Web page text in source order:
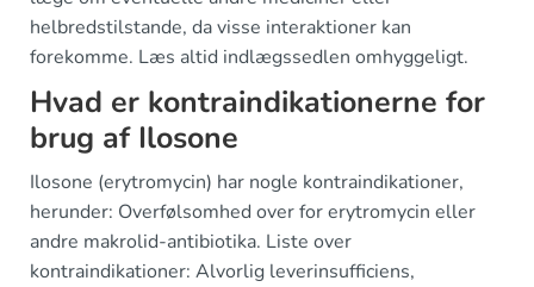
helbredstilstande, da visse interaktioner kan
forekomme. Læs altid indlægssedlen omhyggeligt.
Hvad er kontraindikationerne for
brug af Ilosone
Ilosone (erytromycin) har nogle kontraindikationer,
herunder: Overfølsomhed over for erytromycin eller
andre makrolid-antibiotika. Liste over
kontraindikationer: Alvorlig leverinsufficiens,